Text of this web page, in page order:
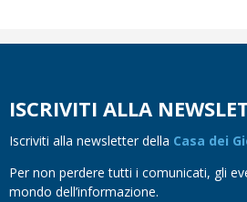
ISCRIVITI ALLA
Iscriviti alla newsletter della Casa dei
Per non perdere tutti i comunicati, gli
mondo dell’informazione.